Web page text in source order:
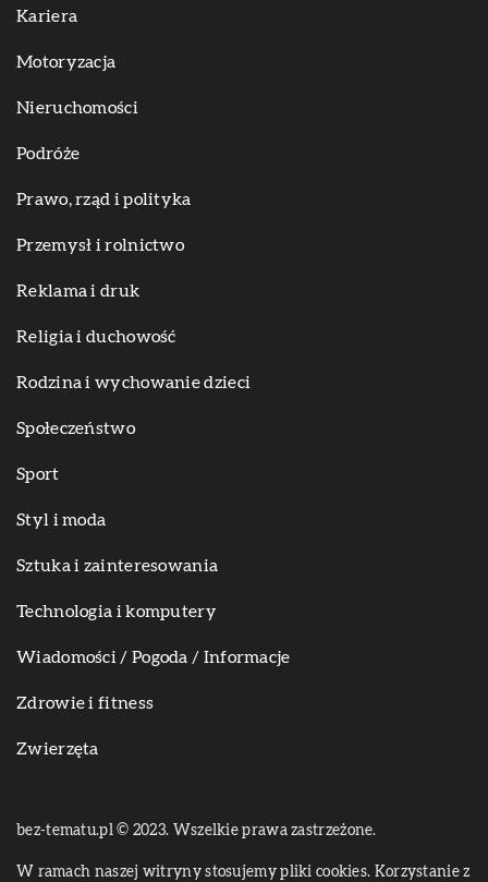
Kariera
Motoryzacja
Nieruchomości
Podróże
Prawo, rząd i polityka
Przemysł i rolnictwo
Reklama i druk
Religia i duchowość
Rodzina i wychowanie dzieci
Społeczeństwo
Sport
Styl i moda
Sztuka i zainteresowania
Technologia i komputery
Wiadomości / Pogoda / Informacje
Zdrowie i fitness
Zwierzęta
bez-tematu.pl © 2023. Wszelkie prawa zastrzeżone.
W ramach naszej witryny stosujemy pliki cookies. Korzystanie z